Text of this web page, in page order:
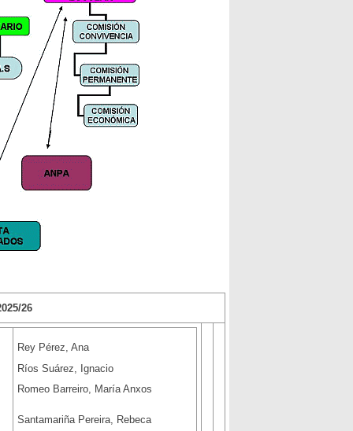
26
Rey Pérez, Ana
Ríos Suárez, Ignacio
Romeo Barreiro, María Anxos
Santamariña Pereira, Rebeca